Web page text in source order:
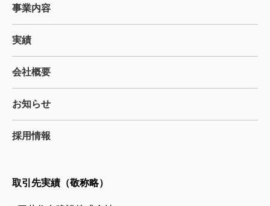
事業内容
実績
会社概要
お知らせ
採用情報
取引先実績（敬称略）